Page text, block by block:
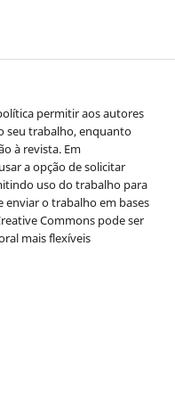
permitir aos autores
seu trabalho, enquanto
à revista. Em
a opção de solicitar
uso do trabalho para
enviar o trabalho em bases
Commons pode ser
mais flexíveis